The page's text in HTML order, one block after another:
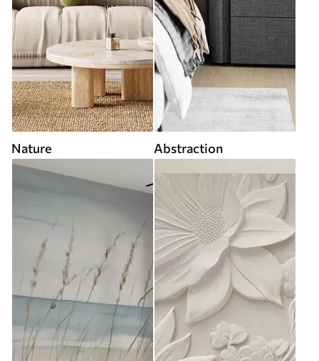
Nature Abstraction